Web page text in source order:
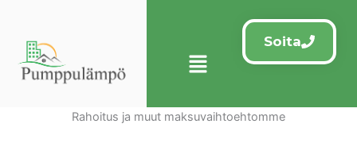
Menu
Soita
Rahoitus ja muut maksuvaihtoehtomme